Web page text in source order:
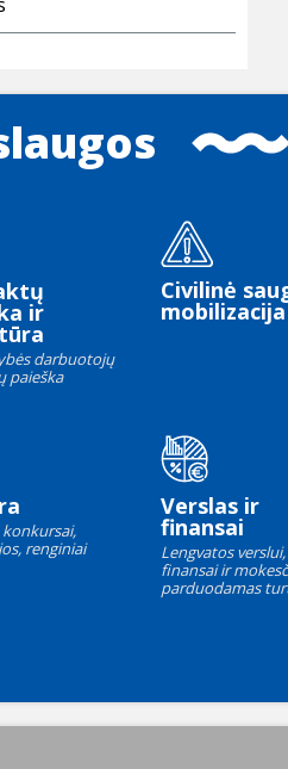
ir
darbuotojų
paieška
Civilinė
mobilizacija
renginiai
Verslas ir
finansai
Lengvatos
finansai ir
parduodamas